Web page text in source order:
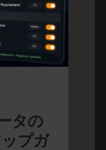
タの
プガ